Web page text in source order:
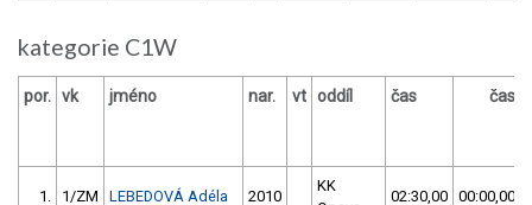
kategorie C1W
por. vk jméno nar. vt oddíl čas čas
1. 1/ZM LEBEDOVÁ Adéla 2010
KK
02:30,00 00:00,00